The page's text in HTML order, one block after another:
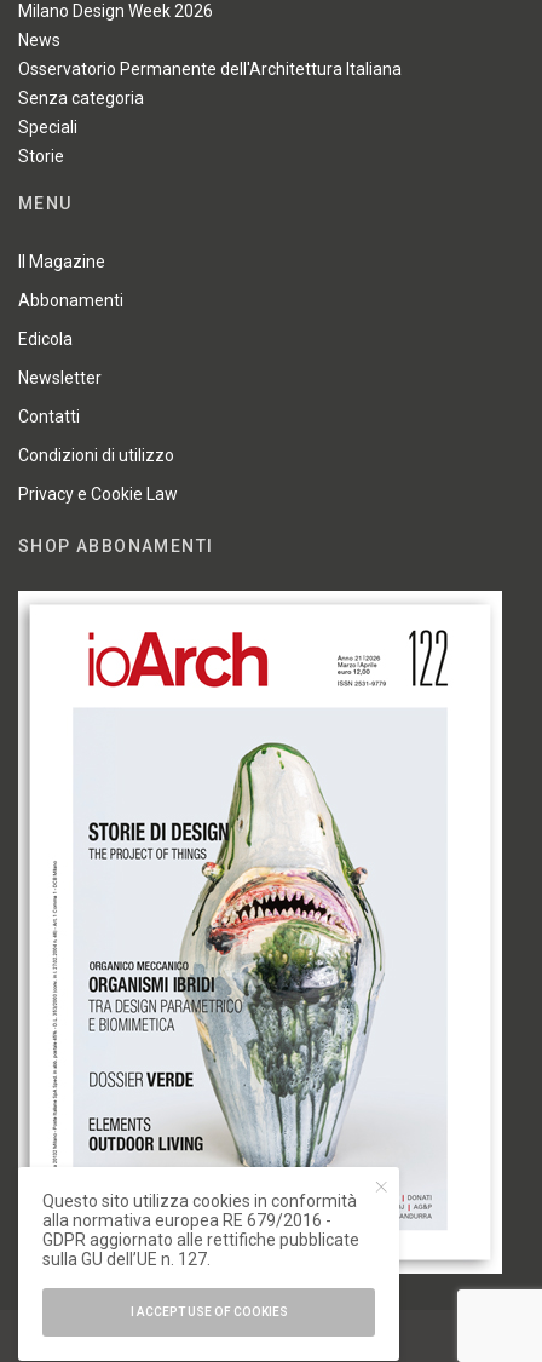
Milano Design Week 2026
News
Osservatorio Permanente dell'Architettura Italiana
Senza categoria
Speciali
Storie
MENU
Il Magazine
Abbonamenti
Edicola
Newsletter
Contatti
Condizioni di utilizzo
Privacy e Cookie Law
SHOP ABBONAMENTI
© 2020 IoArch. All Rights Reserved.
Questo sito utilizza cookies in conformità
alla normativa europea RE 679/2016 -
GDPR aggiornato alle rettifiche pubblicate
sulla GU dell’UE n. 127.
I ACCEPT USE OF COOKIES